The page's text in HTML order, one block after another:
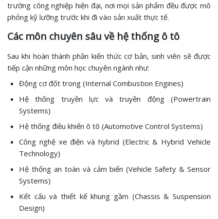
trường công nghiệp hiện đại, nơi mọi sản phẩm đều được mô
phỏng kỹ lưỡng trước khi đi vào sản xuất thực tế.
Các môn chuyên sâu về hệ thống ô tô
Sau khi hoàn thành phần kiến thức cơ bản, sinh viên sẽ được
tiếp cận những môn học chuyên ngành như:
Động cơ đốt trong (Internal Combustion Engines)
Hệ thống truyền lực và truyền động (Powertrain
Systems)
Hệ thống điều khiển ô tô (Automotive Control Systems)
Công nghệ xe điện và hybrid (Electric & Hybrid Vehicle
Technology)
Hệ thống an toàn và cảm biến (Vehicle Safety & Sensor
Systems)
Kết cấu và thiết kế khung gầm (Chassis & Suspension
Design)